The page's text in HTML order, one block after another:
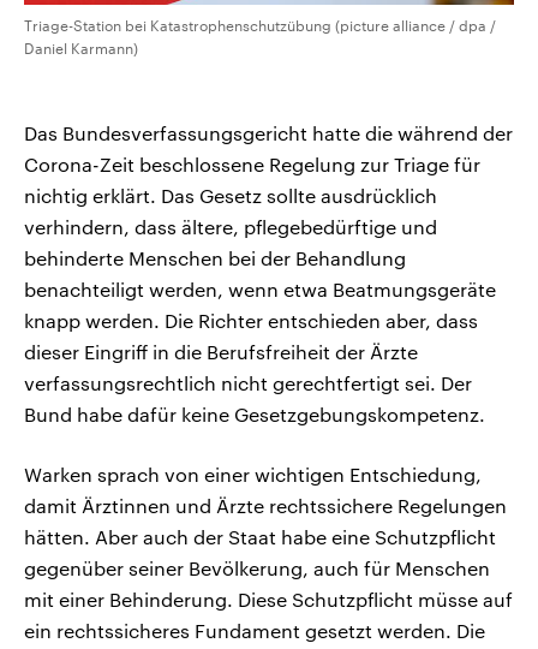
Triage-Station bei Katastrophenschutzübung (picture alliance / dpa /
Daniel Karmann)
Das Bundesverfassungsgericht hatte die während der
Corona-Zeit beschlossene Regelung zur Triage für
nichtig erklärt. Das Gesetz sollte ausdrücklich
verhindern, dass ältere, pflegebedürftige und
behinderte Menschen bei der Behandlung
benachteiligt werden, wenn etwa Beatmungsgeräte
knapp werden. Die Richter entschieden aber, dass
dieser Eingriff in die Berufsfreiheit der Ärzte
verfassungsrechtlich nicht gerechtfertigt sei. Der
Bund habe dafür keine Gesetzgebungskompetenz.
Warken sprach von einer wichtigen Entschiedung,
damit Ärztinnen und Ärzte rechtssichere Regelungen
hätten. Aber auch der Staat habe eine Schutzpflicht
gegenüber seiner Bevölkerung, auch für Menschen
mit einer Behinderung. Diese Schutzpflicht müsse auf
ein rechtssicheres Fundament gesetzt werden. Die